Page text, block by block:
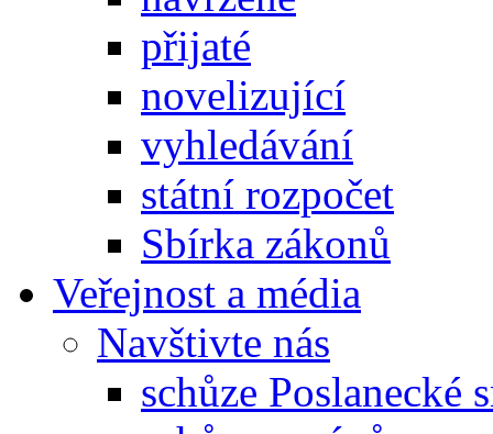
přijaté
novelizující
vyhledávání
státní rozpočet
Sbírka zákonů
Veřejnost a média
Navštivte nás
schůze Poslanecké